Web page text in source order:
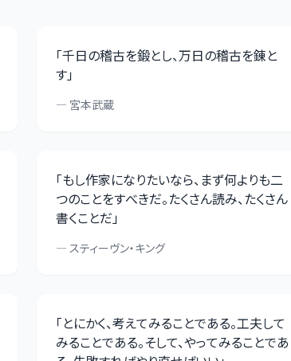
「千日の稽古を鍛とし、万日の稽古を錬と
す」
— 宮本武蔵
「もし作家になりたいなら、まず何よりも二
つのことをすべきだ。たくさん読み、たくさん
書くことだ」
—スティーヴン・キング
「とにかく、考えてみることである。工夫して
みることである。そして、やってみることであ